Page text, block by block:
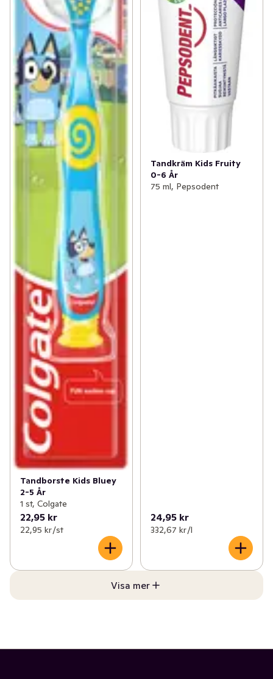
Tandborste Kids Bluey
2-5 År
1 st, Colgate
22,95 kr
22,95 kr /st
Tandkräm Kids Fruity
0-6 År
75 ml, Pepsodent
24,95 kr
332,67 kr /l
Visa mer